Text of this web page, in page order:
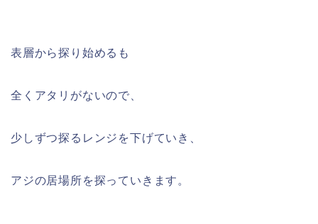
表層から探り始めるも
全くアタリがないので、
少しずつ探るレンジを下げていき、
アジの居場所を探っていきます。